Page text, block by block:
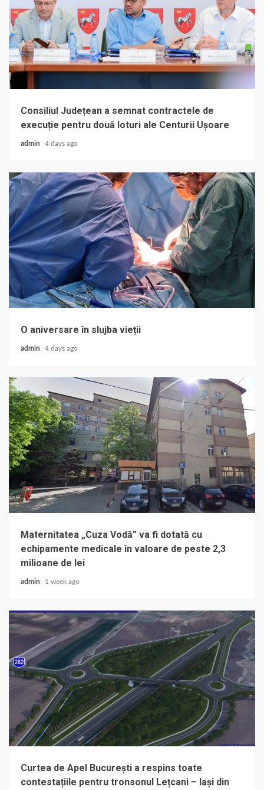
Consiliul Județean a semnat contractele de
execuție pentru două loturi ale Centurii Ușoare
admin 4 days ago
O aniversare în slujba vieții
admin 4 days ago
Maternitatea „Cuza Vodă” va fi dotată cu
echipamente medicale în valoare de peste 2,3
milioane de lei
admin 1 week ago
Curtea de Apel București a respins toate
contestațiile pentru tronsonul Lețcani – Iași din